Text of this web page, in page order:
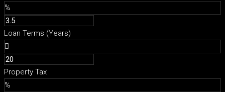
%
Loan Terms (Years)
Property Tax
%